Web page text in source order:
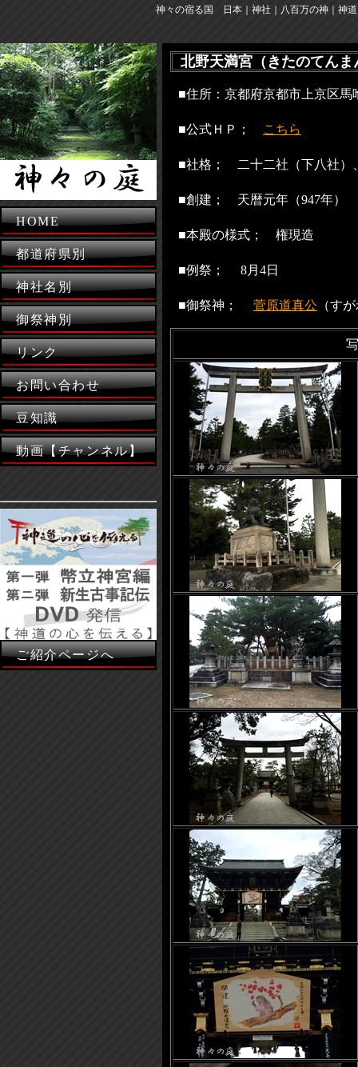
神々の宿る国 日本｜神社｜八百万の神｜神
北野天満宮（きたのてんま
■住所：京都府京都市上京区
■公式ＨＰ； こちら
■社格； 二十二社（下八社）
■創建； 天暦元年（947年）
■本殿の様式； 権現造
■例祭； 8月4日
■御祭神； 菅原道真公 （す
HOME
都道府県別
神社名別
御祭神別
リンク
お問い合わせ
豆知識
動画【チャンネル】
ご紹介ページへ